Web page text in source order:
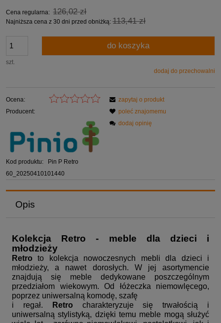
Cena regularna: 126,02 zł
Najniższa cena z 30 dni przed obniżką: 113,41 zł
szt.
do koszyka
dodaj do przechowalni
Ocena:
Producent:
Kod produktu:
Pin P Retro
60_20250410101440
zapytaj o produkt
poleć znajomemu
dodaj opinię
Opis
Kolekcja Retro - meble dla dzieci i
młodzieży
Retro to kolekcja nowoczesnych mebli dla dzieci i
młodzieży, a nawet dorosłych. W jej asortymencie
znajdują się meble dedykowane poszczególnym
przedziałom wiekowym. Od łóżeczka niemowlęcego,
poprzez uniwersalną komodę, szafę
i regał.
Retro charakteryzuje się trwałością i
uniwersalną stylistyką, dzięki temu meble mogą służyć